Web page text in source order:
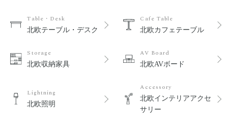
Table・Desk
北欧テーブル・デスク
Cafe Table
北欧カフェテーブル
Storage
北欧収納家具
AV Board
北欧AVボード
Lightning
北欧照明
Accessory
北欧インテリアアクセ
サリー